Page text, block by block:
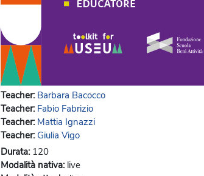
Teacher: Barbara Bacocco
Teacher: Fabio Fabrizio
Teacher: Mattia Ignazzi
Teacher: Giulia Vigo
Durata: 120
Modalità nativa: live